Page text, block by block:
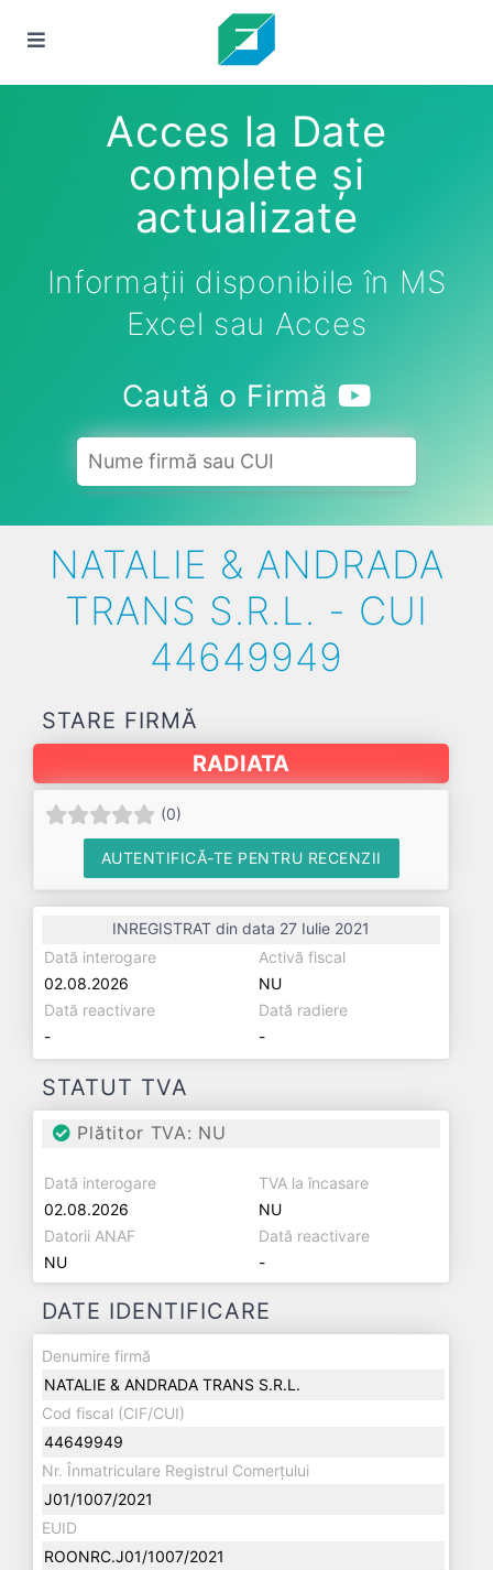
Acces la Date
complete și
actualizate
Informații disponibile în MS
Excel sau Acces
Caută o Firmă
NATALIE & ANDRADA
TRANS S.R.L. - CUI
44649949
STARE FIRMĂ
RADIATA
(0)
AUTENTIFICĂ-TE PENTRU RECENZII
INREGISTRAT din data 27 Iulie 2021
Dată interogare
02.08.2026
Activă fiscal
NU
Dată reactivare
-
Dată radiere
-
STATUT TVA
Plătitor TVA: NU
Dată interogare
02.08.2026
TVA la încasare
NU
Datorii ANAF
NU
Dată reactivare
-
DATE IDENTIFICARE
Denumire firmă
NATALIE & ANDRADA TRANS S.R.L.
Cod fiscal (CIF/CUI)
44649949
Nr. Înmatriculare Registrul Comerțului
J01/1007/2021
EUID
ROONRC.J01/1007/2021